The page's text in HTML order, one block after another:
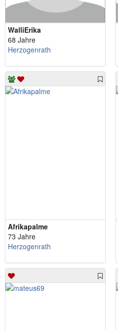
WalliErika
68 Jahre
Herzogenrath
Afrikapalme
73 Jahre
Herzogenrath